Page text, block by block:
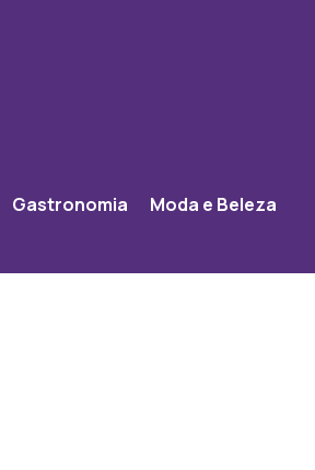
Gastronomia Moda e Beleza